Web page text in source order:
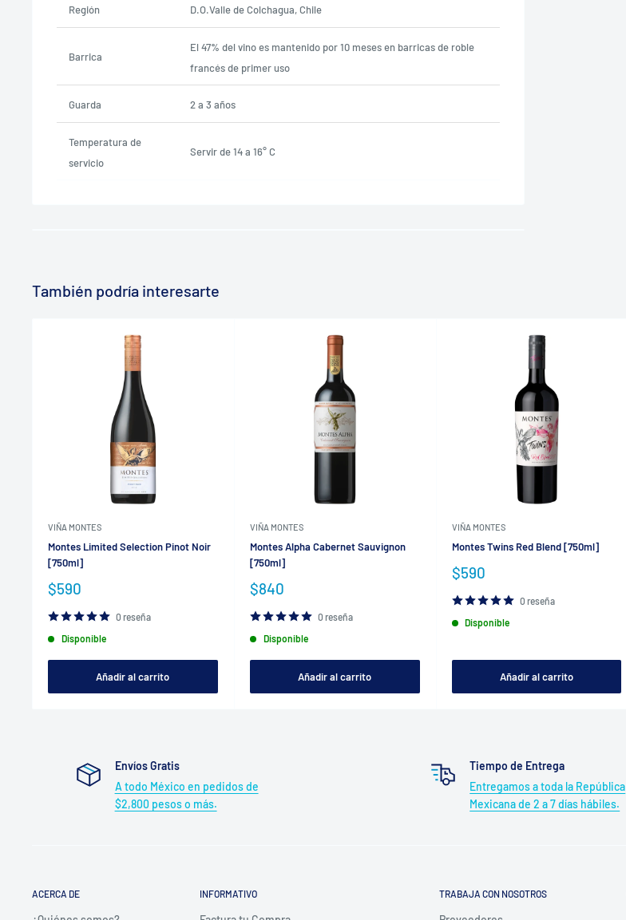
Región D.O.Valle de Colchagua, Chile
Barrica
El 47% del vino es mantenido por 10 meses en barricas de roble
francés de primer uso
Guarda 2 a 3 años
Temperatura de
servicio
Servir de 14 a 16° C
También podría interesarte
VIÑA MONTES
Montes Limited Selection Pinot Noir
[750ml]
Precio
venta
$590
0 reseña
Disponible
Añadir al carrito
VIÑA MONTES
Montes Alpha Cabernet Sauvignon
[750ml]
Precio
venta
$840
0 reseña
Disponible
Añadir al carrito
VIÑA MONTES
Montes Twins Red Blend [750ml]
Precio
venta
$590
0 reseña
Disponible
Añadir al carrito
Envíos Gratis
A todo México en pedidos de
$2,800 pesos o más.
Tiempo de Entrega
Entregamos a toda la República
Mexicana de 2 a 7 días hábiles.
ACERCA DE INFORMATIVO TRABAJA CON NOSOTROS